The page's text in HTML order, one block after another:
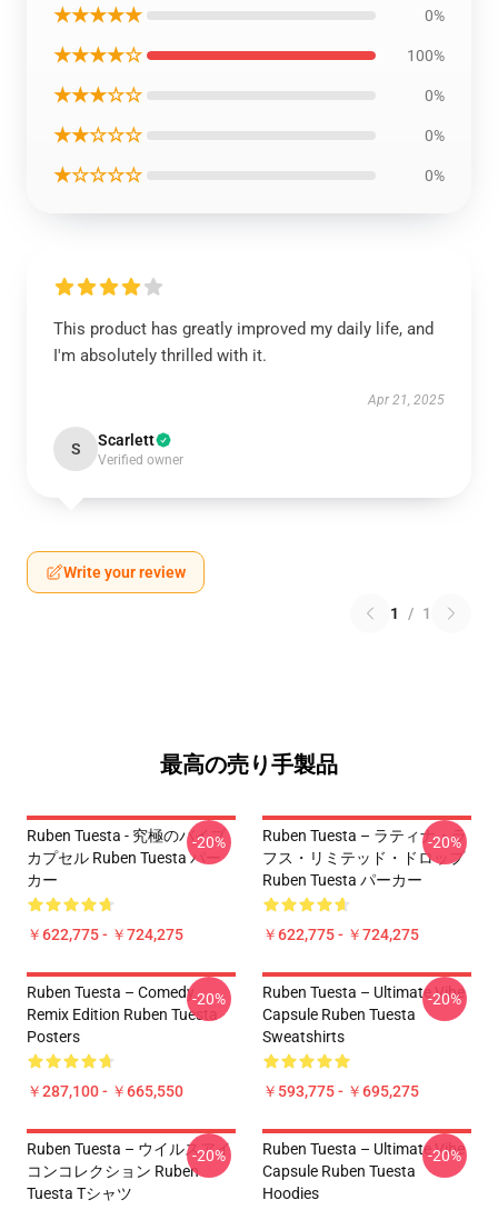
★★★★★ 0%
★★★★☆ 100%
★★★☆☆ 0%
★★☆☆☆ 0%
★☆☆☆☆ 0%
This product has greatly improved my daily life, and
I'm absolutely thrilled with it.
Apr 21, 2025
S Scarlett
Verified owner
Write your review
1 / 1
最高の売り手製品
Ruben Tuesta - 究極のバイブ
カプセル Ruben Tuesta パー
カー
￥622,775 - ￥724,275
-20%
Ruben Tuesta – ラティナ・ラ
フス・リミテッド・ドロップ
Ruben Tuesta パーカー
￥622,775 - ￥724,275
-20%
Ruben Tuesta – Comedy
Remix Edition Ruben Tuesta
Posters
￥287,100 - ￥665,550
-20%
Ruben Tuesta – Ultimate Vibe
Capsule Ruben Tuesta
Sweatshirts
￥593,775 - ￥695,275
-20%
Ruben Tuesta – ウイルスアイ
コンコレクション Ruben
Tuesta Tシャツ
-20%
Ruben Tuesta – Ultimate Vibe
Capsule Ruben Tuesta
Hoodies
-20%